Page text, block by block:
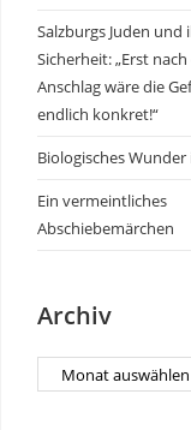
Salzburgs Juden und
Sicherheit: „Erst
Anschlag wäre die
endlich konkret!“
Biologisches Wunder
Ein vermeintliches
Abschiebemärchen
Archiv
Archiv